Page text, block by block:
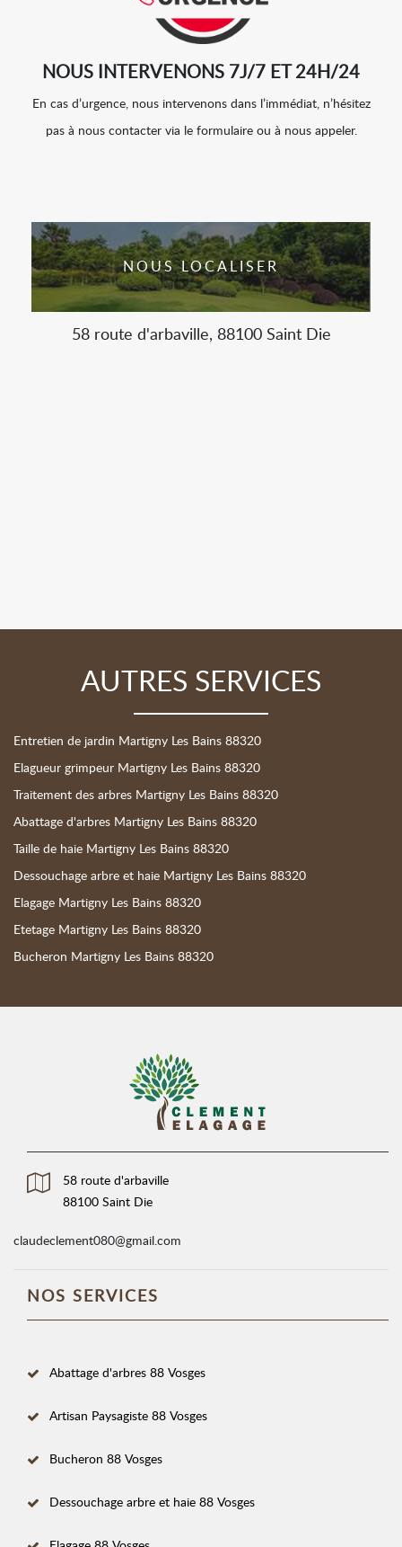
NOUS INTERVENONS 7J/7 ET 24H/24
En cas d’urgence, nous intervenons dans l’immédiat, n’hésitez
pas à nous contacter via le formulaire ou à nous appeler.
NOUS LOCALISER
58 route d'arbaville, 88100 Saint Die
AUTRES SERVICES
Entretien de jardin Martigny Les Bains 88320
Elagueur grimpeur Martigny Les Bains 88320
Traitement des arbres Martigny Les Bains 88320
Abattage d'arbres Martigny Les Bains 88320
Taille de haie Martigny Les Bains 88320
Dessouchage arbre et haie Martigny Les Bains 88320
Elagage Martigny Les Bains 88320
Etetage Martigny Les Bains 88320
Bucheron Martigny Les Bains 88320
58 route d'arbaville
88100 Saint Die
claudeclement080@gmail.com
NOS SERVICES
Abattage d'arbres 88 Vosges
Artisan Paysagiste 88 Vosges
Bucheron 88 Vosges
Dessouchage arbre et haie 88 Vosges